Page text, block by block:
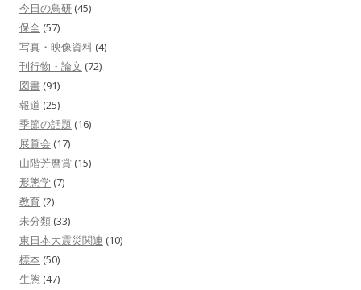
今日の鳥研 (45)
保全 (57)
写真・映像資料 (4)
刊行物・論文 (72)
図書 (91)
報道 (25)
季節の話題 (16)
展覧会 (17)
山階芳麿賞 (15)
形態学 (7)
教育 (2)
未分類 (33)
東日本大震災関連 (10)
標本 (50)
生態 (47)